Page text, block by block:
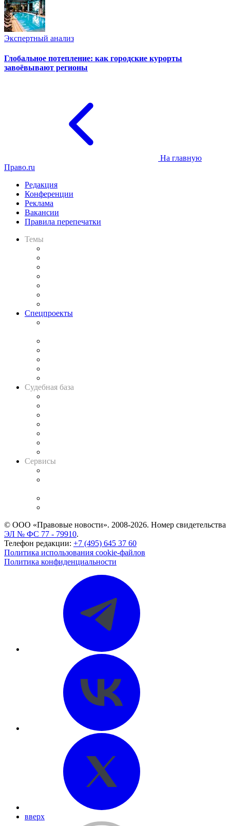
Экспертный анализ
Глобальное потепление: как городские курорты
завоёвывают регионы
На главную
Право.ru
Редакция
Конференции
Реклама
Вакансии
Правила перепечатки
Темы
Спецпроекты
Судебная база
Сервисы
© ООО «Правовые новости». 2008-2026. Номер свидетельства
ЭЛ № ФС 77 - 79910.
Телефон редакции: +7 (495) 645 37 60
Политика использования cookie-файлов
Политика конфиденциальности
вверх